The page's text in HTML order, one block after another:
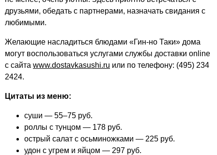
друзьями, обедать с партнерами, назначать свидания с
любимыми.
Желающие насладиться блюдами «Гин-но Таки» дома
могут воспользоваться услугами службы доставки online
с сайта www.dostavkasushi.ru или по телефону: (495) 234
2424.
Цитаты из меню:
суши — 55–75 руб.
роллы с тунцом — 178 руб.
острый салат с осьминожками — 225 руб.
удон с угрем и яйцом — 297 руб.